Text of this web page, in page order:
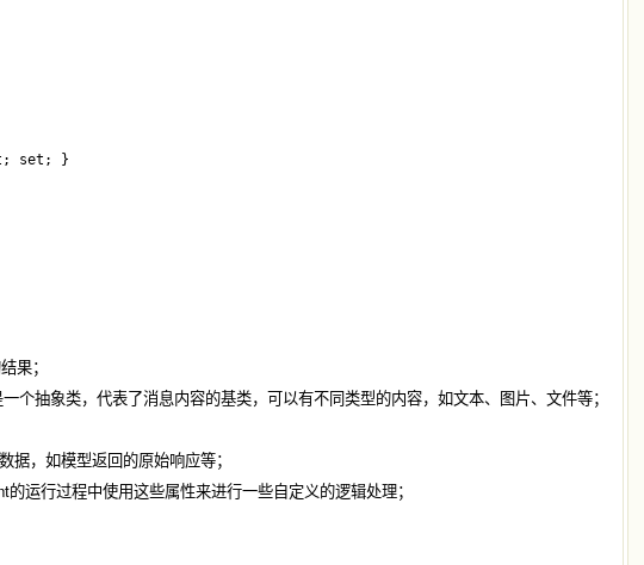
set; }
果；
个抽象类，代表了消息内容的基类，可以有不同类型的内容，如文本、图片、文件等；
，如模型返回的原始响应等；
运行过程中使用这些属性来进行一些自定义的逻辑处理；